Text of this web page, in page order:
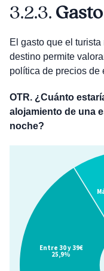
3.2.3.
El gasto que el
destino permite
política de precios de
OTR. ¿Cuánto
alojamiento de una
noche?